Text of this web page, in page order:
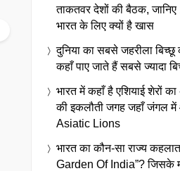
ताकतवर देशों की बैठक,
भारत के लिए क्यों है खास
दुनिया का सबसे जहरीला
कहाँ पाए जाते हैं सबसे ज्यादा
भारत में कहाँ है एशियाई शेरों
की इकलौती जगह जहाँ जंगल
Asiatic Lions
भारत का कौन-सा राज्य
Garden Of India”? जिसके